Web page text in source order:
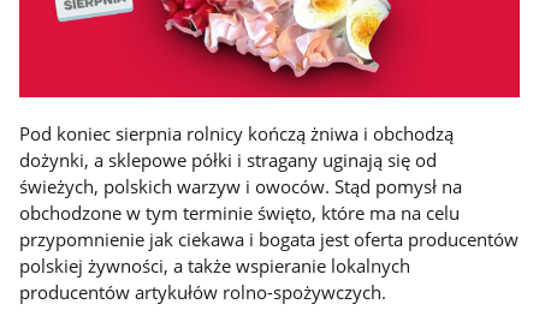
Pod koniec sierpnia rolnicy kończą żniwa i obchodzą
dożynki, a sklepowe półki i stragany uginają się od
świeżych, polskich warzyw i owoców. Stąd pomysł na
obchodzone w tym terminie święto, które ma na celu
przypomnienie jak ciekawa i bogata jest oferta producentów
polskiej żywności, a także wspieranie lokalnych
producentów artykułów rolno-spożywczych.